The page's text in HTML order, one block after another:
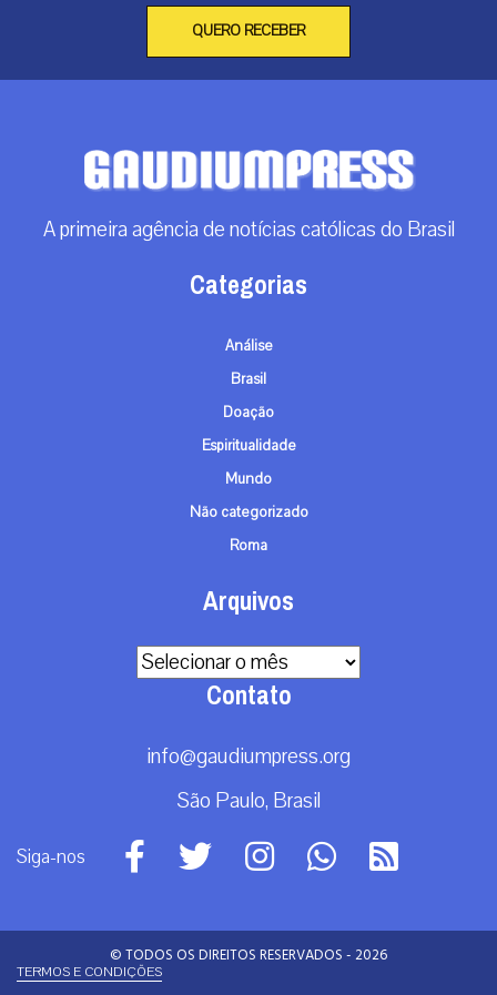
QUERO RECEBER
A primeira agência de notícias católicas do Brasil
Categorias
Análise
Brasil
Doação
Espiritualidade
Mundo
Não categorizado
Roma
Arquivos
Arquivos
Contato
info@gaudiumpress.org
São Paulo, Brasil
Siga-nos
© TODOS OS DIREITOS RESERVADOS - 2026
TERMOS E CONDIÇÕES